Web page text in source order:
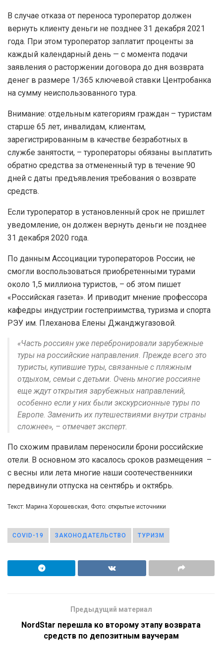
В случае отказа от переноса туроператор должен
вернуть клиенту деньги не позднее 31 декабря 2021
года. При этом туроператор заплатит проценты за
каждый календарный день — с момента подачи
заявления о расторжении договора до дня возврата
денег в размере 1/365 ключевой ставки Центробанка
на сумму неиспользованного тура.
Внимание: отдельным категориям граждан – туристам
старше 65 лет, инвалидам, клиентам,
зарегистрированным в качестве безработных в
службе занятости, – туроператоры обязаны выплатить
обратно средства за отмененный тур в течение 90
дней с даты предъявления требования о возврате
средств.
Если туроператор в установленный срок не пришлет
уведомление, он должен вернуть деньги не позднее
31 декабря 2020 года.
По данным Ассоциации туроператоров России, не
смогли воспользоваться приобретенными турами
около 1,5 миллиона туристов, – об этом пишет
«Российская газета». И приводит мнение профессора
кафедры индустрии гостеприимства, туризма и спорта
РЭУ им. Плеханова Елены Джанджугазовой.
«Часть россиян уже перебронировали зарубежные
туры на российские направления. Прежде всего это
туристы, купившие туры, связанные с пляжным
отдыхом, семьи с детьми. Очень многие россияне
еще ждут открытия зарубежных направлений,
особенно если у них были экскурсионные туры по
Европе. Заменить их путешествиями внутри страны
сложнее», – отмечает эксперт.
По схожим правилам переносили брони российские
отели. В основном это касалось сроков размещения –
с весны или лета многие наши соотечественники
передвинули отпуска на сентябрь и октябрь.
Текст: Марина Хорошевская, Фото: открытые источники
COVID-19 ЗАКОНОДАТЕЛЬСТВО ТУРИЗМ
Предыдущий материал
NordStar перешла ко второму этапу возврата
средств по депозитным ваучерам